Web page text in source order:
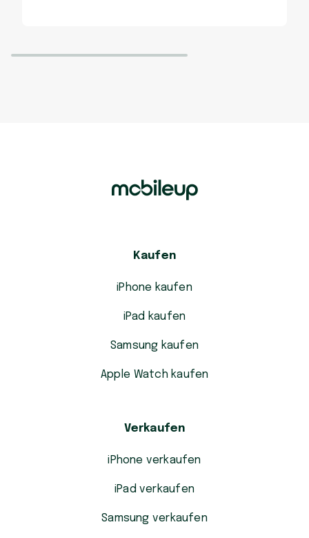
Kaufen
iPhone kaufen
iPad kaufen
Samsung kaufen
Apple Watch kaufen
Verkaufen
iPhone verkaufen
iPad verkaufen
Samsung verkaufen